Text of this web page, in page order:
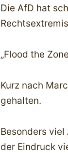
Die AfD hat
„Flood the
Kurz nach
gehalten.
Besonders
der Eindruck